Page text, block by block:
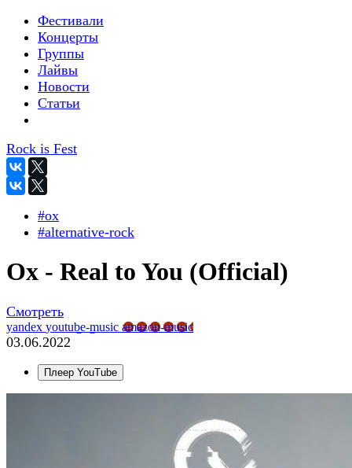
Фестивали
Концерты
Группы
Лайвы
Новости
Статьи
Rock is Fest
#ox
#alternative-rock
Ox - Real to You (Official)
Смотреть
yandex youtube-music amazon-music
03.06.2022
Плеер YouTube